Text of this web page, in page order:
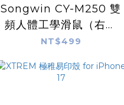
Songwin CY-M250 雙
頻人體工學滑鼠（右手
專用）
NT$499